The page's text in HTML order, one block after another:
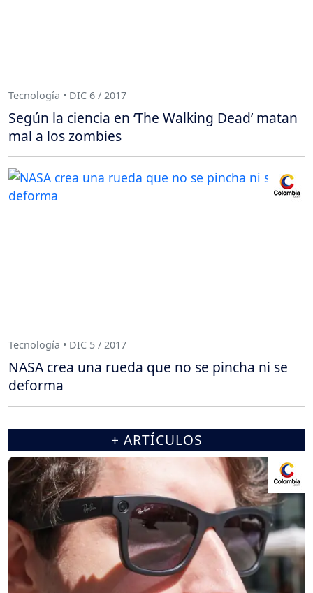
Tecnología • DIC 6 / 2017
Según la ciencia en ‘The Walking Dead’ matan
mal a los zombies
Tecnología • DIC 5 / 2017
NASA crea una rueda que no se pincha ni se
deforma
+ ARTÍCULOS